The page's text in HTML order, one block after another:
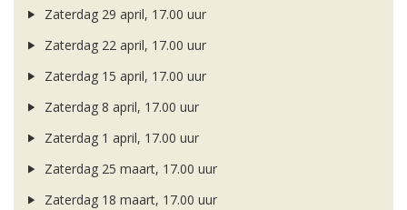
Zaterdag 29 april, 17.00 uur
Zaterdag 22 april, 17.00 uur
Zaterdag 15 april, 17.00 uur
Zaterdag 8 april, 17.00 uur
Zaterdag 1 april, 17.00 uur
Zaterdag 25 maart, 17.00 uur
Zaterdag 18 maart, 17.00 uur